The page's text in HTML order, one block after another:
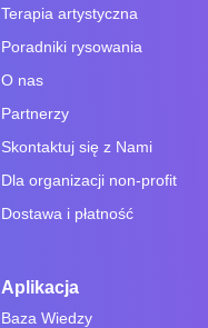
Terapia artystyczna
Poradniki rysowania
O nas
Partnerzy
Skontaktuj się z Nami
Dla organizacji non-profit
Dostawa i płatność
Aplikacja
Baza Wiedzy